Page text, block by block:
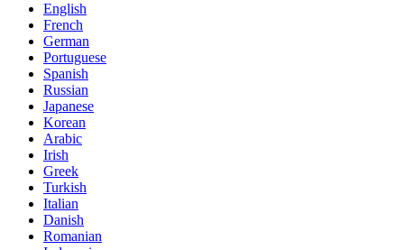
English
French
German
Portuguese
Spanish
Russian
Japanese
Korean
Arabic
Irish
Greek
Turkish
Italian
Danish
Romanian